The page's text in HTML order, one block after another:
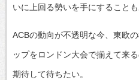
いに上回る勢いを手にすることも
ACBの動向が不透明な今、東欧
ップをロンドン大会で揃えて来
期待して待ちたい。